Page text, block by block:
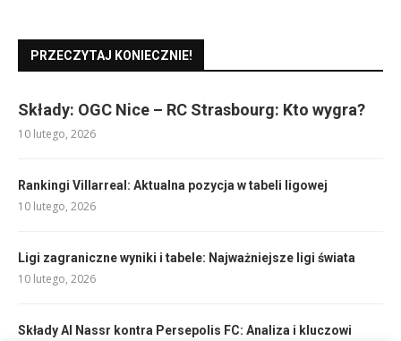
PRZECZYTAJ KONIECZNIE!
Składy: OGC Nice – RC Strasbourg: Kto wygra?
10 lutego, 2026
Rankingi Villarreal: Aktualna pozycja w tabeli ligowej
10 lutego, 2026
Ligi zagraniczne wyniki i tabele: Najważniejsze ligi świata
10 lutego, 2026
Składy Al Nassr kontra Persepolis FC: Analiza i kluczowi